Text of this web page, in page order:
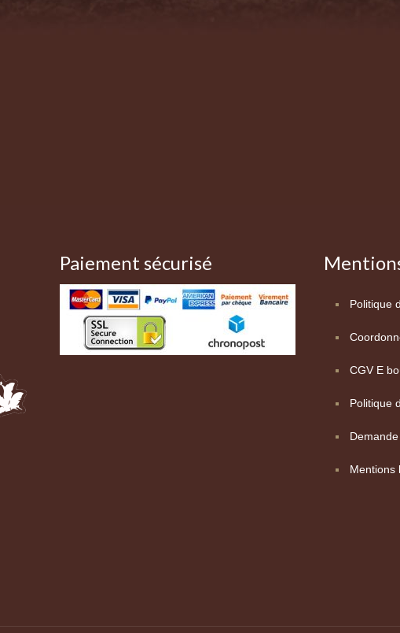
Paiement sécurisé
Politique
CGV E
Politique
Mentions